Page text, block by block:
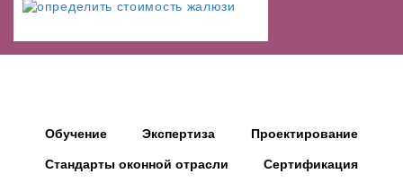
Обучение Экспертиза Проектирование
Стандарты оконной отрасли Сертификация